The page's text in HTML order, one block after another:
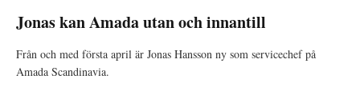
Jonas kan Amada utan och innantill
Från och med första april är Jonas Hansson ny som servicechef på
Amada Scandinavia.